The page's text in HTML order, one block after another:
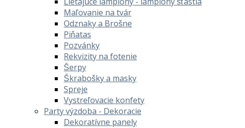
Maľovanie na tvár
Odznaky a Brošne
Piňatas
Pozvánky
Rekvizity na fotenie
Šerpy
Škrabošky a masky
Spreje
Vystreľovacie konfety
Party výzdoba - Dekoracie
Dekoratívne panely